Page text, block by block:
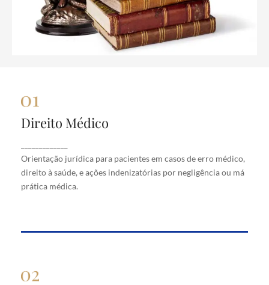
Direito Médico
Orientação jurídica para pacientes em casos de erro médico,
direito à saúde, e ações indenizatórias por negligência ou má
prática médica.
Direito Médico
erro médico, direito à saúde, e ações indenizatórias
por negligência ou má prática médica.